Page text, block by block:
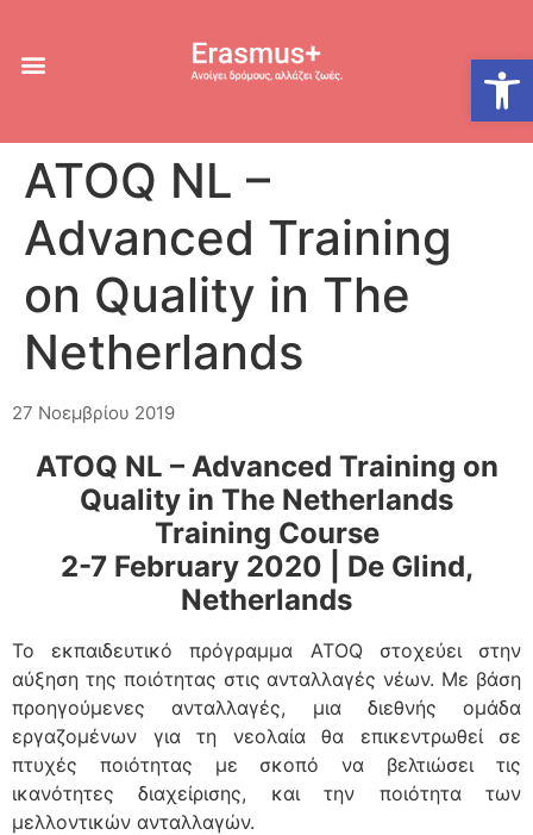
ATOQ NL –
Advanced Training
on Quality in The
Netherlands
27 Νοεμβρίου 2019
ATOQ NL – Advanced Training on
Quality in The Netherlands
Training Course
2-7 February 2020 | De Glind,
Netherlands
Το εκπαιδευτικό πρόγραμμα ATOQ στοχεύει στην
αύξηση της ποιότητας στις ανταλλαγές νέων. Με βάση
προηγούμενες ανταλλαγές, μια διεθνής ομάδα
εργαζομένων για τη νεολαία θα επικεντρωθεί σε
πτυχές ποιότητας με σκοπό να βελτιώσει τις
ικανότητες διαχείρισης, και την ποιότητα των
μελλοντικών ανταλλαγών.